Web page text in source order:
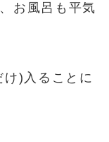
お風呂も平気
け)入ることに